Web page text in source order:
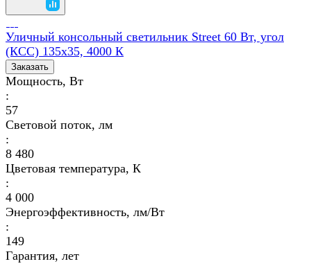
Уличный консольный светильник Street 60 Вт, угол
(КСС) 135х35, 4000 К
Заказать
Мощность, Вт
:
57
Световой поток, лм
:
8 480
Цветовая температура, К
:
4 000
Энергоэффективность, лм/Вт
:
149
Гарантия, лет